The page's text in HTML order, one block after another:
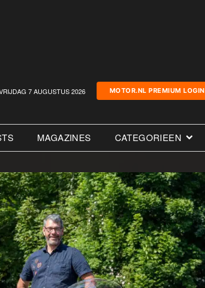
7 AUGUSTUS 2026 MOTOR.NL PREMIUM LOGIN
MAGAZINES CATEGORIEEN